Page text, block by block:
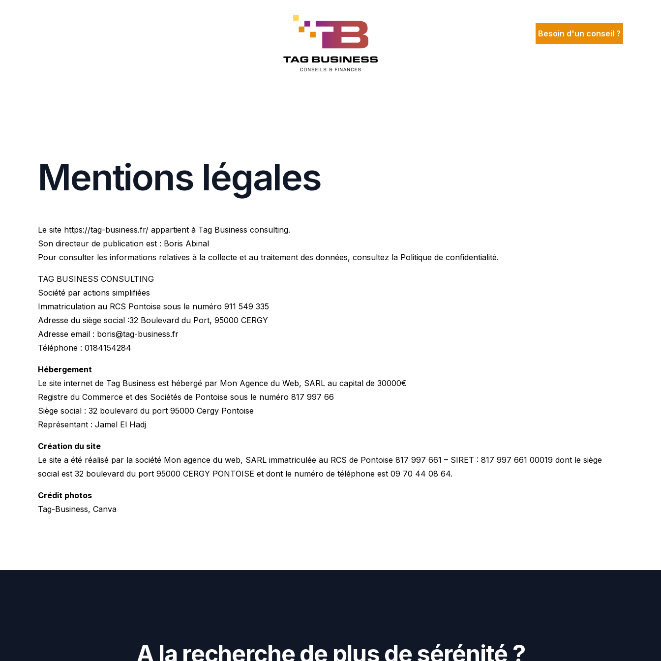
Besoin d'un conseil ?
Mentions légales
Le site https://tag-business.fr/ appartient à Tag Business consulting.
Son directeur de publication est : Boris Abinal
Pour consulter les informations relatives à la collecte et au traitement des données, consultez la Politique de confidentialité.
TAG BUSINESS CONSULTING
Société par actions simplifiées
Immatriculation au RCS Pontoise sous le numéro 911 549 335
Adresse du siège social :32 Boulevard du Port, 95000 CERGY
Adresse email : boris@tag-business.fr
Téléphone : 0184154284
Hébergement
Le site internet de Tag Business est hébergé par Mon Agence du Web, SARL au capital de 30000€
Registre du Commerce et des Sociétés de Pontoise sous le numéro 817 997 66
Siège social : 32 boulevard du port 95000 Cergy Pontoise
Représentant : Jamel El Hadj
Création du site
Le site a été réalisé par la société Mon agence du web, SARL immatriculée au RCS de Pontoise 817 997 661 – SIRET : 817 997 661 00019 dont le siège
social est 32 boulevard du port 95000 CERGY PONTOISE et dont le numéro de téléphone est 09 70 44 08 64.
Crédit photos
Tag-Business, Canva
A la recherchede plus desérénité ?